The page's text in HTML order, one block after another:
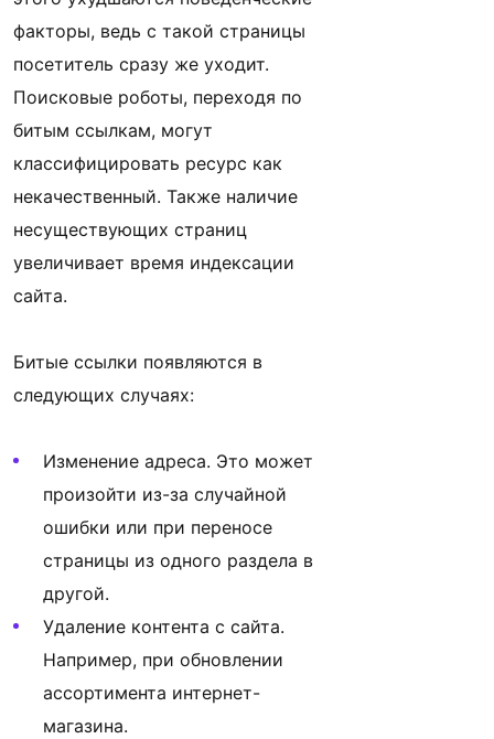
факторы, ведь с такой страницы
посетитель сразу же уходит.
Поисковые роботы, переходя по
битым ссылкам, могут
классифицировать ресурс как
некачественный. Также наличие
несуществующих страниц
увеличивает время индексации
сайта.
Битые ссылки появляются в
следующих случаях:
Изменение адреса. Это может
произойти из-за случайной
ошибки или при переносе
страницы из одного раздела в
другой.
Удаление контента с сайта.
Например, при обновлении
ассортимента интернет-
магазина.